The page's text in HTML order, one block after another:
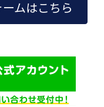
ムはこちら